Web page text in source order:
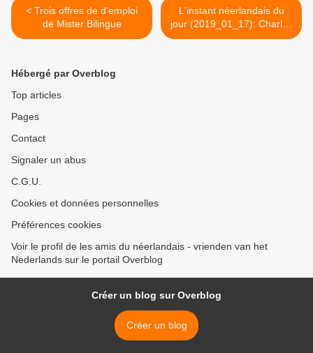
< Trois offres de d'emploi
de Mister Bilingue
L'instant néerlandais du
jour (2019_01_17): Charles
Michel >
Hébergé par Overblog
Top articles
Pages
Contact
Signaler un abus
C.G.U.
Cookies et données personnelles
Préférences cookies
Voir le profil de les amis du néerlandais - vrienden van het
Nederlands sur le portail Overblog
Créer un blog sur Overblog
Créer un blog